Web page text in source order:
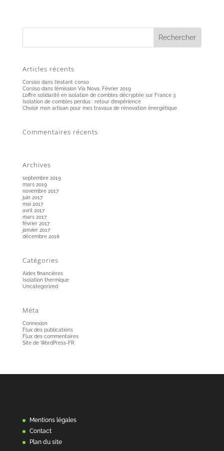
Articles récents
Corsiso dans l’instant conso
Corsiso dans l’émission Via Nova, Février 2019
L’offre solidarité en isolation de combles décryptée sur France 3
Isolation de combles perdus : retour d’expérience
Choisir mon artisan pour mes travaux de rénovation énergétique
Commentaires récents
Archives
septembre 2019
mars 2019
novembre 2017
juin 2017
mai 2017
avril 2017
mars 2017
février 2017
janvier 2017
décembre 2016
Catégories
Aides financières
Isolation thermique
Uncategorized
Méta
Connexion
Flux des publications
Flux des commentaires
Site de WordPress-FR
Mentions légales
Contact
Plan du site